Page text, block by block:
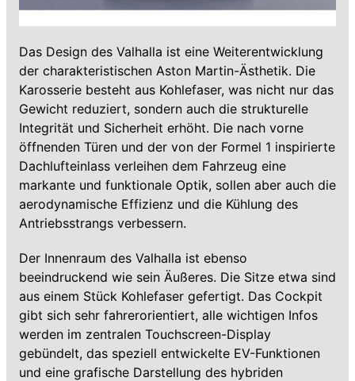
Das Design des Valhalla ist eine Weiterentwicklung
der charakteristischen Aston Martin-Ästhetik. Die
Karosserie besteht aus Kohlefaser, was nicht nur das
Gewicht reduziert, sondern auch die strukturelle
Integrität und Sicherheit erhöht. Die nach vorne
öffnenden Türen und der von der Formel 1 inspirierte
Dachlufteinlass verleihen dem Fahrzeug eine
markante und funktionale Optik, sollen aber auch die
aerodynamische Effizienz und die Kühlung des
Antriebsstrangs verbessern.
Der Innenraum des Valhalla ist ebenso
beeindruckend wie sein Äußeres. Die Sitze etwa sind
aus einem Stück Kohlefaser gefertigt. Das Cockpit
gibt sich sehr fahrerorientiert, alle wichtigen Infos
werden im zentralen Touchscreen-Display
gebündelt, das speziell entwickelte EV-Funktionen
und eine grafische Darstellung des hybriden